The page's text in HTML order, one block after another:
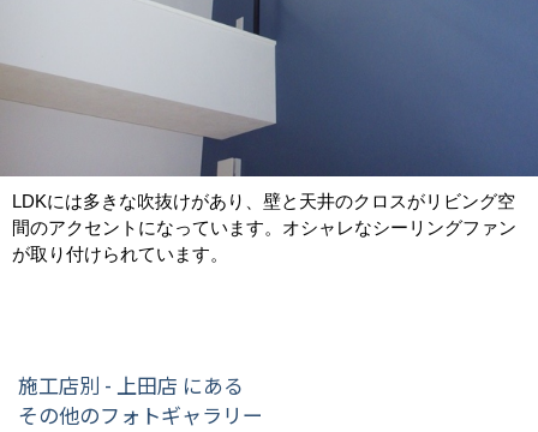
LDKには多きな吹抜けがあり、壁と天井のクロスがリビング空
間のアクセントになっています。オシャレなシーリングファン
が取り付けられています。
施工店別 - 上田店 にある
その他のフォトギャラリー